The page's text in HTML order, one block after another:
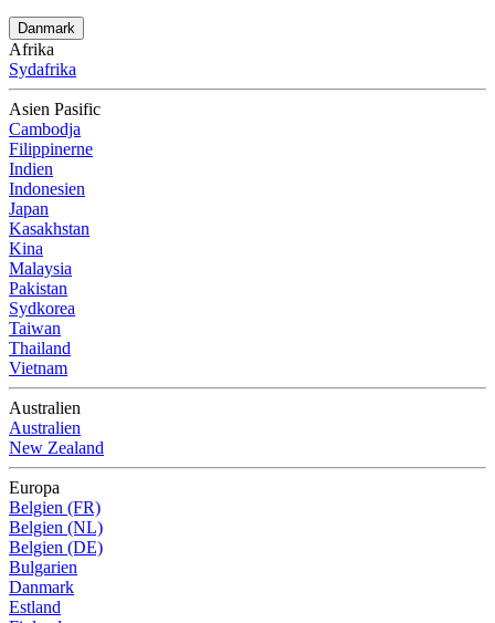
Danmark
Afrika
Sydafrika
Asien Pasific
Cambodja
Filippinerne
Indien
Indonesien
Japan
Kasakhstan
Kina
Malaysia
Pakistan
Sydkorea
Taiwan
Thailand
Vietnam
Australien
Australien
New Zealand
Europa
Belgien (FR)
Belgien (NL)
Belgien (DE)
Bulgarien
Danmark
Estland